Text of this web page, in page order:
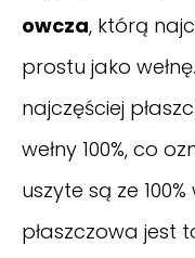
owcza, którą
prostu jako
najczęściej
wełny 100%, co
uszyte są ze
płaszczowa jest